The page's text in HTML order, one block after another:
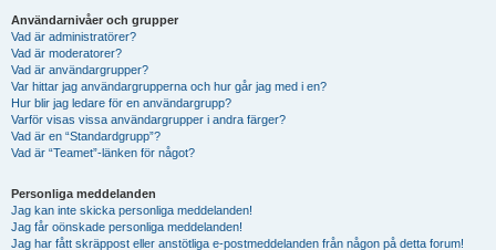
Användarnivåer och grupper
Vad är administratörer?
Vad är moderatorer?
Vad är användargrupper?
Var hittar jag användargrupperna och hur går jag med i en?
Hur blir jag ledare för en användargrupp?
Varför visas vissa användargrupper i andra färger?
Vad är en “Standardgrupp”?
Vad är “Teamet”-länken för något?
Personliga meddelanden
Jag kan inte skicka personliga meddelanden!
Jag får oönskade personliga meddelanden!
Jag har fått skräppost eller anstötliga e-postmeddelanden från någon på detta forum!